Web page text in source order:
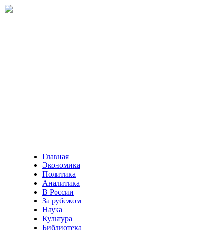
Главная
Экономика
Политика
Аналитика
В России
За рубежом
Наука
Культура
Библиотека